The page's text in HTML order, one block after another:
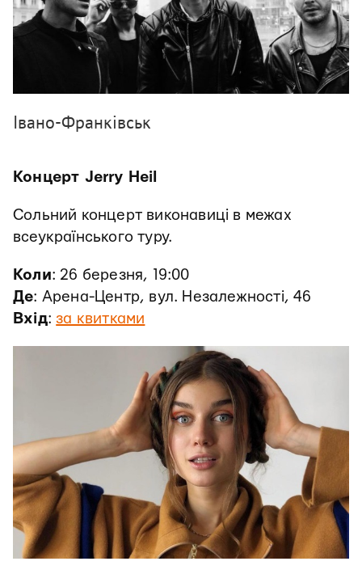
Івано-Франківськ
Концерт Jerry Heil
Сольний концерт виконавиці в межах
всеукраїнського туру.
Коли: 26 березня, 19:00
Де: Арена-Центр, вул. Незалежності, 46
Вхід: за квитками